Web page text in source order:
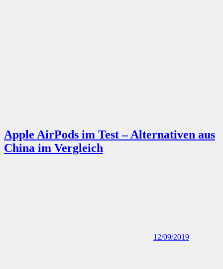
Apple AirPods im Test – Alternativen aus
China im Vergleich
12/09/2019